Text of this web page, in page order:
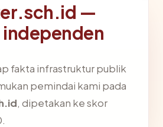
—
fakta infrastruktur publik
pemindai kami pada
, dipetakan ke skor